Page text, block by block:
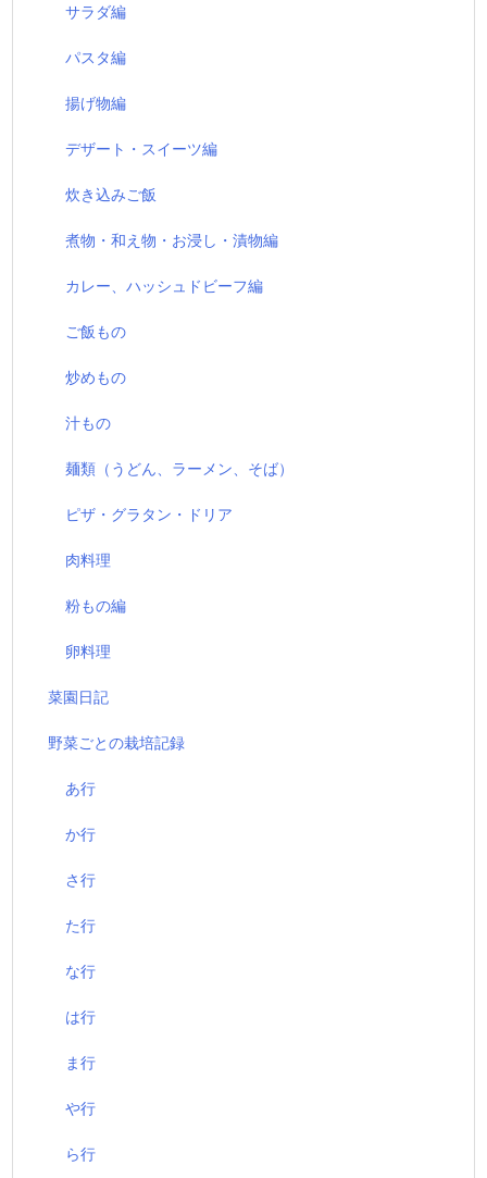
サラダ編
パスタ編
揚げ物編
デザート・スイーツ編
炊き込みご飯
煮物・和え物・お浸し・漬物編
カレー、ハッシュドビーフ編
ご飯もの
炒めもの
汁もの
麺類（うどん、ラーメン、そば）
ピザ・グラタン・ドリア
肉料理
粉もの編
卵料理
菜園日記
野菜ごとの栽培記録
あ行
か行
さ行
た行
な行
は行
ま行
や行
ら行